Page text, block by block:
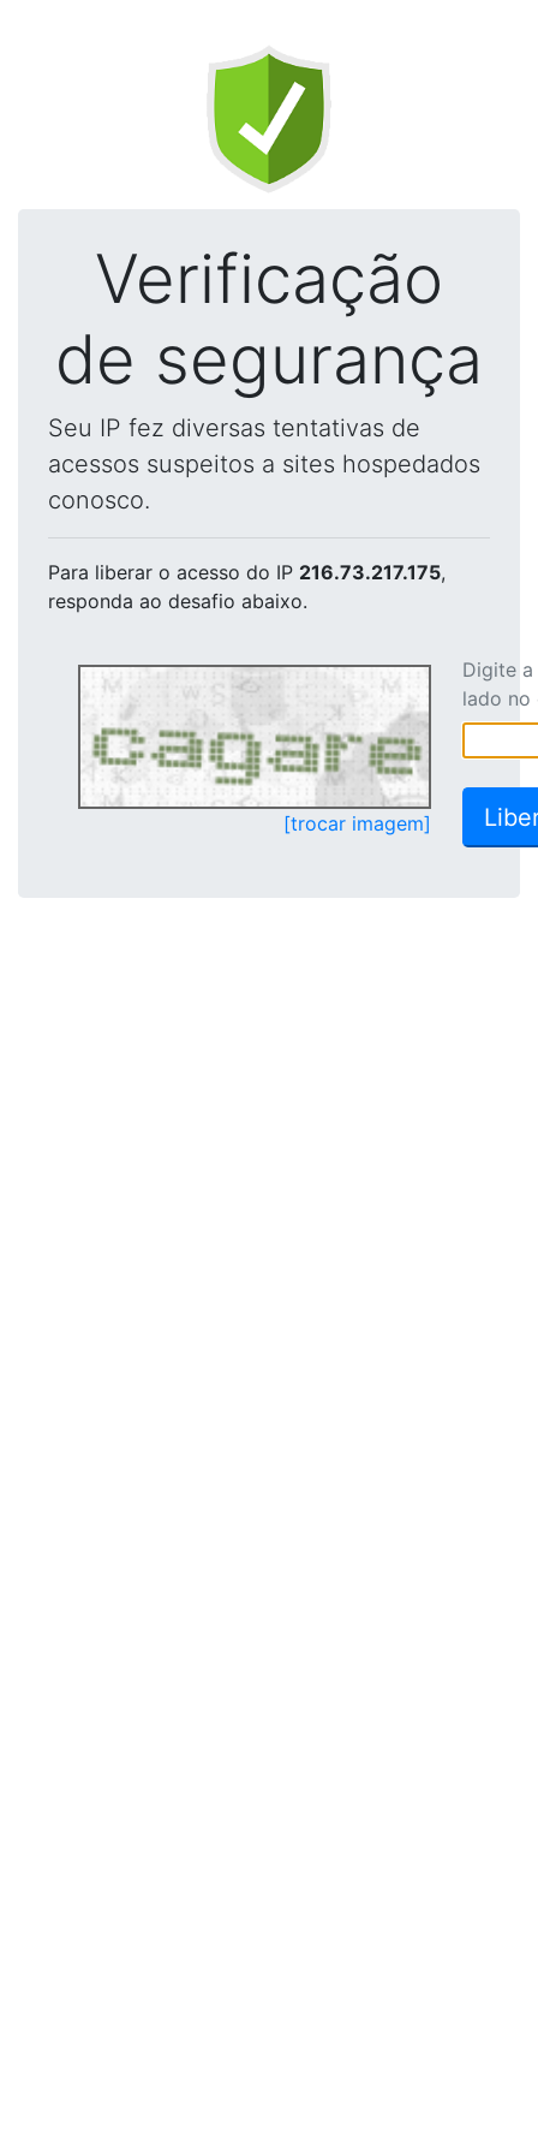
Verificação
de segurança
Seu IP fez diversas tentativas de
acessos suspeitos a sites hospedados
conosco.
Para liberar o acesso do IP 216.73.217.175,
responda ao desafio abaixo.
[trocar imagem]
Digite
lado no